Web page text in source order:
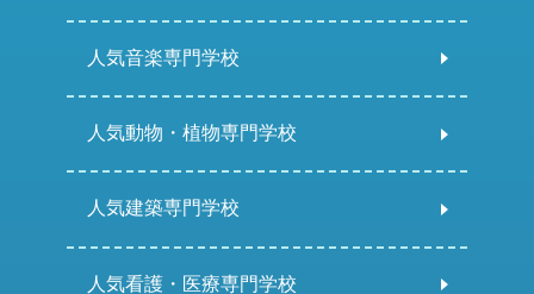
人気音楽専門学校
人気動物・植物専門学校
人気建築専門学校
人気看護・医療専門学校